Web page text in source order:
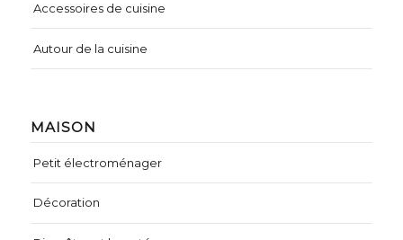
MAISON
Petit électroménager
Décoration
Accessoires de cuisine
Autour de la cuisine